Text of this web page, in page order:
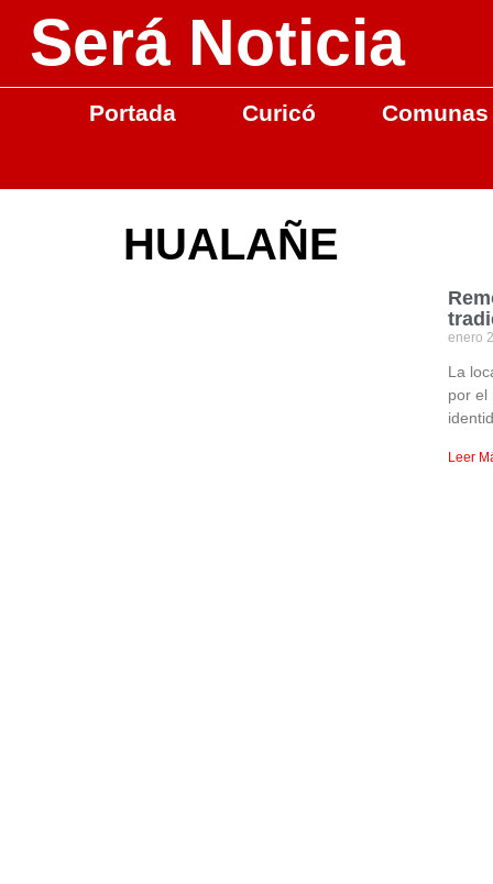
Será Noticia
Portada Curicó Comunas
HUALAÑE
enero
La
por el
Leer